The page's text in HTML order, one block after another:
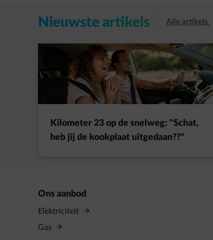
Nieuwste artikels Alle artikels
Kilometer 23 op de snelweg: "Schat,
heb jij de kookplaat uitgedaan??"
Ons aanbod
Elektriciteit
Gas